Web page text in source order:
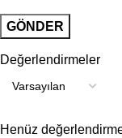
Değerlendirmeler
Henüz